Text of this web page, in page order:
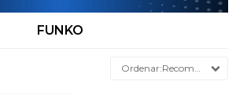
FUNKO
Recomendados